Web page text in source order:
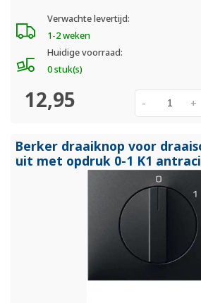
Verwachte levertijd:
1-2 weken
Huidige voorraad:
0 stuk(s)
12,95 +
-
Berker draaiknop voor
uit met opdruk 0-1 K1